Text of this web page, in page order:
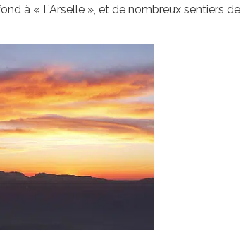
à « L’Arselle », et de nombreux sentiers de